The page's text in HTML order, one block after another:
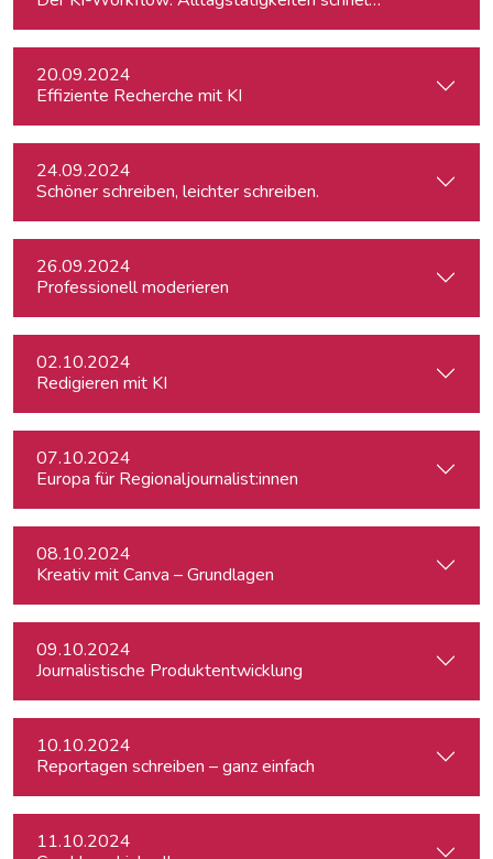
20.09.2024
Effiziente Recherche mit KI
24.09.2024
Schöner schreiben, leichter schreiben.
26.09.2024
Professionell moderieren
02.10.2024
Redigieren mit KI
07.10.2024
Europa für Regionaljournalist:innen
08.10.2024
Kreativ mit Canva – Grundlagen
09.10.2024
Journalistische Produktentwicklung
10.10.2024
Reportagen schreiben – ganz einfach
11.10.2024